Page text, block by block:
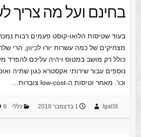
בחינם ועל מה צריך
בעוד שטיסות הלואו-קוסט פעמים רבות
מצחיקים של כמה עשרות יורו לכיוון, הרי
כולל רק מושב במטוס ויהיה עליכם להפרד
נוספים עבור שירותי אקסטרא כגון שתיה
וכו'. מאחר וטיסות ה-low-cost צוברות…
IgalSt 1 בדצמבר 2018 כללי 6 תגובות